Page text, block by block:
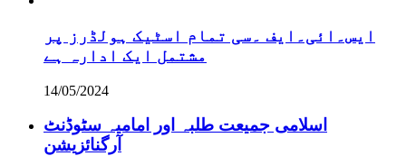
ایس۔ائی۔ایف ۔سی تمام اسٹیک ہولڈرز پر
مشتمل ایک ادارہ ہے
14/05/2024
اسلامی جمیعت طلبہ اور امامیہ سٹوڈنٹ
آرگنائزیشن